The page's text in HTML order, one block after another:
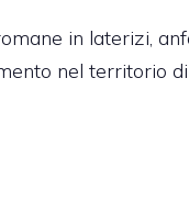
in laterizi,
nel territorio